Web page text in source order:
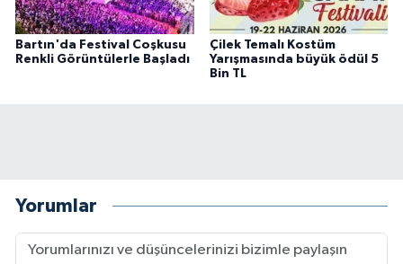
Bartın'da Festival Coşkusu
Renkli Görüntülerle Başladı
Çilek Temalı Kostüm
Yarışmasında büyük ödül 5
Bin TL
Yorumlar